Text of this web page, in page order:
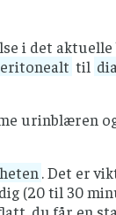
i det
til
urinblæren
. Det er
(20 til 30